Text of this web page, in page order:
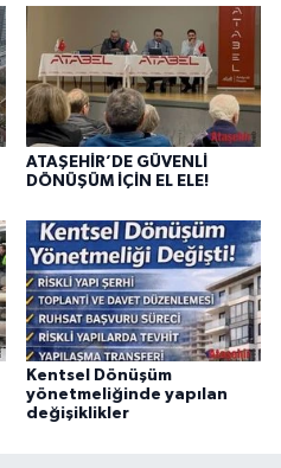
ATAŞEHİR’DE GÜVENLİ
DÖNÜŞÜM İÇİN EL ELE!
Kentsel Dönüşüm
yönetmeliğinde yapılan
değişiklikler